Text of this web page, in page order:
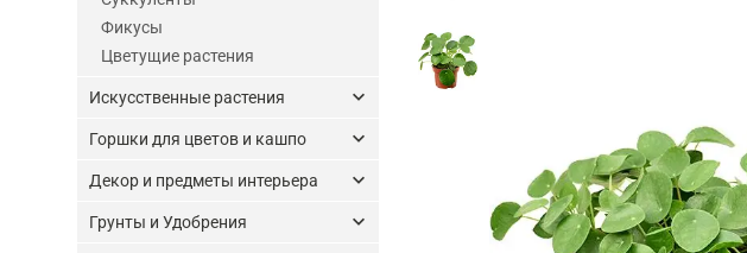
Фикусы
Цветущие растения
Искусственные растения keyboard_arrow_down
Горшки для цветов и кашпо keyboard_arrow_down
Декор и предметы интерьера keyboard_arrow_down
Грунты и Удобрения keyboard_arrow_down